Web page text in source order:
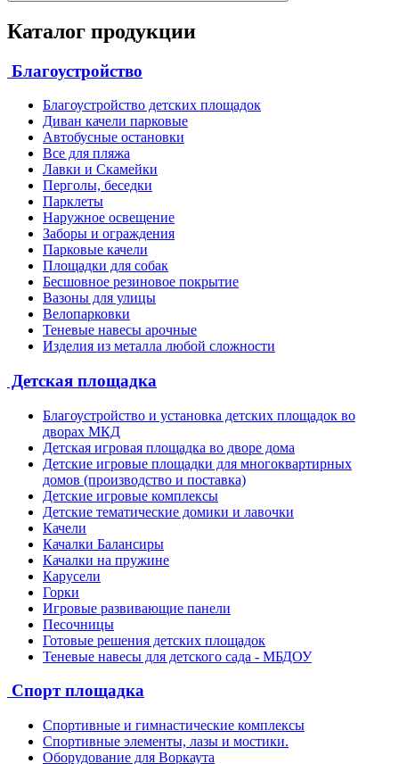
Каталог продукции
Благоустройство
Благоустройство детских площадок
Диван качели парковые
Автобусные остановки
Все для пляжа
Лавки и Скамейки
Перголы, беседки
Парклеты
Наружное освещение
Заборы и ограждения
Парковые качели
Площадки для собак
Бесшовное резиновое покрытие
Вазоны для улицы
Велопарковки
Теневые навесы арочные
Изделия из металла любой сложности
Детская площадка
Благоустройство и установка детских площадок во
дворах МКД
Детская игровая площадка во дворе дома
Детские игровые площадки для многоквартирных
домов (производство и поставка)
Детские игровые комплексы
Детские тематические домики и лавочки
Качели
Качалки Балансиры
Качалки на пружине
Карусели
Горки
Игровые развивающие панели
Песочницы
Готовые решения детских площадок
Теневые навесы для детского сада - МБДОУ
Спорт площадка
Спортивные и гимнастические комплексы
Спортивные элементы, лазы и мостики.
Оборудование для Воркаута